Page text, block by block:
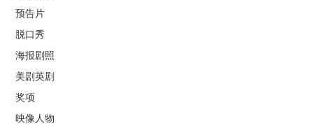
预告片
脱口秀
海报剧照
美剧英剧
奖项
映像人物